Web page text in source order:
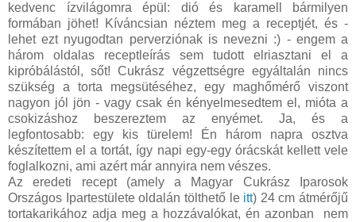
kedvenc ízvilágomra épül: dió és karamell bármilyen
formában jöhet! Kíváncsian néztem meg a receptjét, és -
lehet ezt nyugodtan perverziónak is nevezni :) - engem a
három oldalas receptleírás sem tudott elriasztani el a
kipróbálástól, sőt! Cukrász végzettségre egyáltalán nincs
szükség a torta megsütéséhez, egy maghőmérő viszont
nagyon jól jön - vagy csak én kényelmesedtem el, mióta a
csokizáshoz beszereztem az enyémet. Ja, és a
legfontosabb: egy kis türelem! Én három napra osztva
készítettem el a tortát, így napi egy-egy órácskát kellett vele
foglalkozni, ami azért már annyira nem vészes.
Az eredeti recept (amely a Magyar Cukrász Iparosok
Országos Ipartestülete oldalán tölthető leitt) 24 cm átmérőjű
tortakarikához adja meg a hozzávalókat, én azonban nem